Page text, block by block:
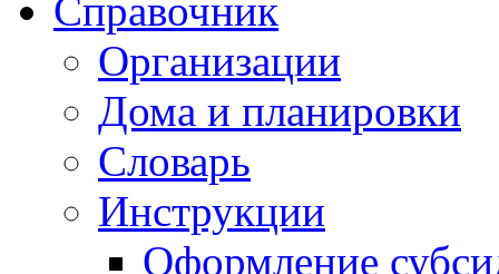
Справочник
Организации
Дома и планировки
Словарь
Инструкции
Оформление